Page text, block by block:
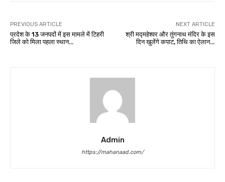
PREVIOUS ARTICLE
प्रदेश के 13 जनपदों में इस मामले में टिहरी
जिले को मिला पहला स्थान…
NEXT ARTICLE
श्री मद्महेश्वर और तुंगनाथ मंदिर के इस
दिन खुलेंगे कपाट, तिथि का ऐलान…
Admin
https://mahanaad.com/